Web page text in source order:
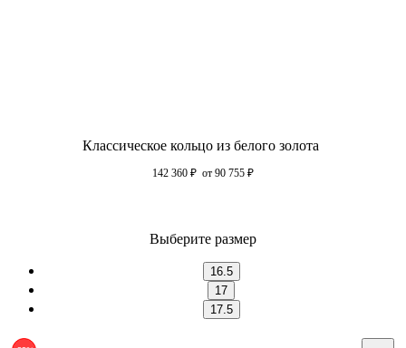
Классическое кольцо из белого золота
142 360 ₽ от 90 755 ₽
Выберите размер
16.5
17
17.5